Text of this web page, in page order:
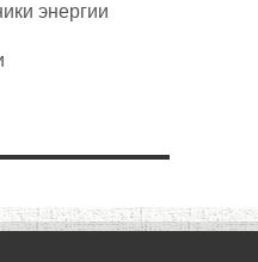
энергии